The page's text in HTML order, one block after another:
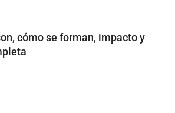
cómo se forman, impacto y